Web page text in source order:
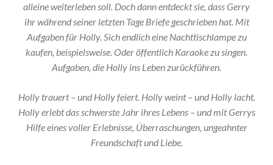
alleine weiterleben soll. Doch dann entdeckt sie, dass Gerry
ihr während seiner letzten Tage Briefe geschrieben hat. Mit
Aufgaben für Holly. Sich endlich eine Nachttischlampe zu
kaufen, beispielsweise. Oder öffentlich Karaoke zu singen.
Aufgaben, die Holly ins Leben zurückführen.
Holly trauert – und Holly feiert. Holly weint – und Holly lacht.
Holly erlebt das schwerste Jahr ihres Lebens – und mit Gerrys
Hilfe eines voller Erlebnisse, Überraschungen, ungeahnter
Freundschaft und Liebe.